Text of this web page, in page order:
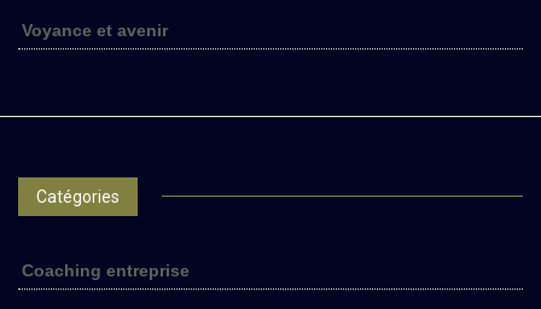
Voyance et avenir
Catégories
Coaching entreprise